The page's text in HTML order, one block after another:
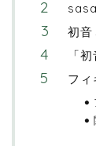
初音
「
フィ